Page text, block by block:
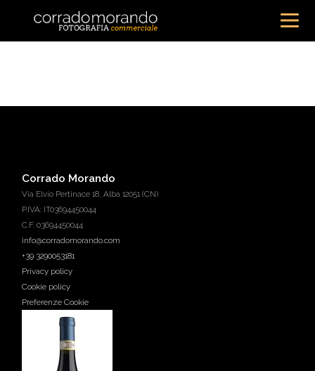
Corrado Morando
Via Elvio Pertinace 18, Alba 12051 (CN)
P.IVA: IT03694450044
C.F. 03694450044
info@corradomorando.com
+39 3290053181
Privacy policy
Cookie policy
Preferenze Cookie